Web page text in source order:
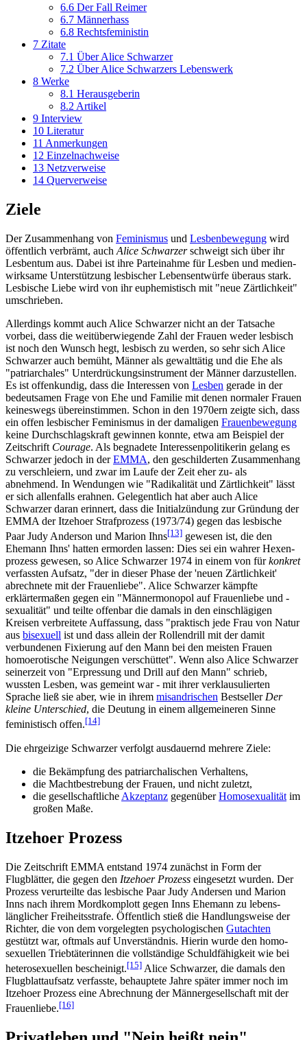
6.6 Der Fall Reimer
6.7 Männerhass
6.8 Rechtsfeministin
7 Zitate
7.1 Über Alice Schwarzer
7.2 Über Alice Schwarzers Lebenswerk
8 Werke
8.1 Herausgeberin
8.2 Artikel
9 Interview
10 Literatur
11 Anmerkungen
12 Einzelnachweise
13 Netzverweise
14 Querverweise
Ziele
Der Zusammenhang von Feminismus und Lesben­bewegung wird
öffentlich verbrämt, auch Alice Schwarzerschweigt sich über ihr
Lesbentum aus. Dabei ist ihre Parteinahme für Lesben und medien­
wirksame Unterstützung lesbischer Lebens­entwürfe überaus stark.
Lesbische Liebe wird von ihr euphemistisch mit "neue Zärtlichkeit"
umschrieben.
Allerdings kommt auch Alice Schwarzer nicht an der Tatsache
vorbei, dass die weit­überwiegende Zahl der Frauen weder lesbisch
ist noch den Wunsch hegt, lesbisch zu werden, so sehr sich Alice
Schwarzer auch bemüht, Männer als gewalttätig und die Ehe als
"patriarchales" Unter­drückungs­instrument der Männer darzustellen.
Es ist offenkundig, dass die Interessen von Lesben gerade in der
bedeutsamen Frage von Ehe und Familie mit denen normaler Frauen
keineswegs übereinstimmen. Schon in den 1970ern zeigte sich, dass
ein offen lesbischer Feminismus in der damaligen Frauenbewegung
keine Durch­schlags­kraft gewinnen konnte, etwa am Beispiel der
Zeitschrift Courage. Als begnadete Interessen­politikerin gelang es
Schwarzer jedoch in derEMMA, den geschilderten Zusammenhang
zu verschleiern, und zwar im Laufe der Zeit eher zu- als
abnehmend. In Wendungen wie "Radikalität und Zärtlichkeit" lässt
er sich allenfalls erahnen. Gelegentlich hat aber auch Alice
Schwarzer daran erinnert, dass die Initial­zündung zur Gründung der
EMMA der Itzehoer Strafprozess (1973/74) gegen das lesbische
Paar Judy Anderson und Marion Ihns[13] gewesen ist, die den
Ehemann Ihns' hatten ermorden lassen: Dies sei ein wahrer Hexen­
prozess gewesen, so Alice Schwarzer 1974 in einem von fürkonkret
verfassten Aufsatz, "der in dieser Phase der 'neuen Zärtlichkeit'
abrechnete mit der Frauenliebe". Alice Schwarzer kämpfte
erklärtermaßen gegen ein "Männer­monopol auf Frauen­liebe und -
sexualität" und teilte offenbar die damals in den einschlägigen
Kreisen verbreitete Auffassung, dass "praktisch jede Frau von Natur
aus bisexuell ist und dass allein der Rollendrill mit der damit
verbundenen Fixierung auf den Mann bei den meisten Frauen
homoerotische Neigungen verschüttet". Wenn also Alice Schwarzer
seinerzeit von "Erpressung und Drill auf den Mann" schrieb,
wussten Lesben, was gemeint war - mit ihrer verklausulierten
Sprache ließ sie aber, wie in ihrem misandrischen BestsellerDer
kleine Unterschied, die Deutung in einem allgemeineren Sinne
feministisch offen.[14]
Die ehrgeizige Schwarzer verfolgt ausdauernd mehrere Ziele:
die Bekämpfung des patriarchalischen Verhaltens,
die Machtbestrebung der Frauen, und nicht zuletzt,
die gesellschaftliche Akzeptanz gegenüberHomosexualität im
großen Maße.
Itzehoer Prozess
Die Zeitschrift EMMA entstand 1974 zunächst in Form der
Flugblätter, die gegen den Itzehoer Prozess eingesetzt wurden. Der
Prozess verurteilte das lesbische Paar Judy Andersen und Marion
Inns nach ihrem Mordkomplott gegen Inns Ehemann zu lebens­
länglicher Freiheits­strafe. Öffentlich stieß die Handlungs­weise der
Richter, die von dem vorgelegten psychologischen Gutachten
gestützt war, oftmals auf Unverständnis. Hierin wurde den homo­
sexuellen Trieb­täterinnen die vollständige Schuld­fähigkeit wie bei
hetero­sexuellen bescheinigt.[15] Alice Schwarzer, die damals den
Flugblatt­aufsatz verfasste, behauptete Jahre später immer noch im
Itzehoer Prozess eine Abrechnung der Männer­gesell­schaft mit der
Frauenliebe.[16]